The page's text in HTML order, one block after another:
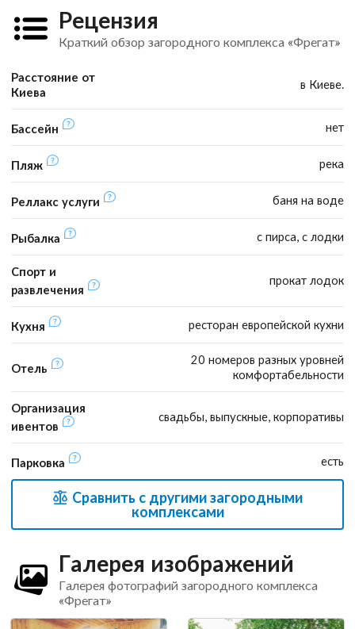
Рецензия
Краткий обзор загородного комплекса «Фрегат»
Расстояние от
Киева
в Киеве.
Бассейн нет
Пляж река
Реллакс услуги баня на воде
Рыбалка с пирса, с лодки
Спорт и
развлечения
прокат лодок
Кухня ресторан европейской кухни
Отель
20 номеров разных уровней
комфортабельности
Организация
ивентов
свадьбы, выпускные, корпоративы
Парковка есть
Сравнить с другими загородными
комплексами
Галерея изображений
Галерея фотографий загородного комплекса
«Фрегат»